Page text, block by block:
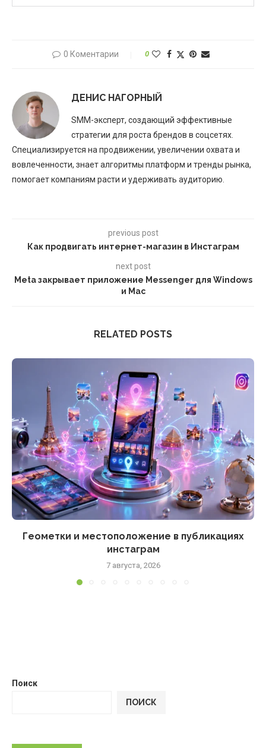
0 Коментарии 0
ДЕНИС НАГОРНЫЙ
SMM-эксперт, создающий эффективные
стратегии для роста брендов в соцсетях.
Специализируется на продвижении, увеличении охвата и
вовлеченности, знает алгоритмы платформ и тренды рынка,
помогает компаниям расти и удерживать аудиторию.
previous post
Как продвигать интернет-магазин в Инстаграм
next post
Meta закрывает приложение Messenger для Windows
и Mac
RELATED POSTS
Геометки и местоположение в публикациях
инстаграм
7 августа, 2026
Поиск
ПОИСК